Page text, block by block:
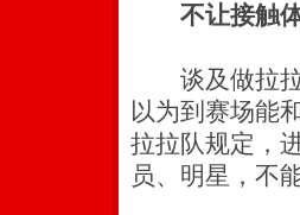
不让接触
谈及做拉拉
以为到赛场能
拉拉队规定，
员、明星，不